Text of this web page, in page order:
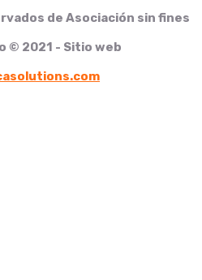
de Asociación sin fines
© 2021 - Sitio web